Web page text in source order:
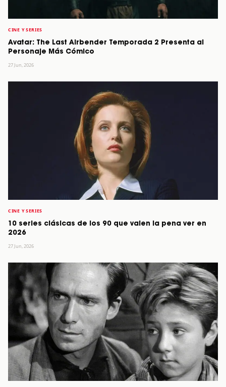
CINE Y SERIES
Avatar: The Last Airbender Temporada 2 Presenta al
Personaje Más Cómico
27 Jun, 2026
CINE Y SERIES
10 series clásicas de los 90 que valen la pena ver en
2026
27 Jun, 2026